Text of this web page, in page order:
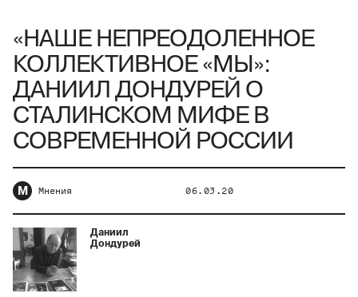
«НАШЕ НЕПРЕОДОЛЕННОЕ
КОЛЛЕКТИВНОЕ «МЫ»:
ДАНИИЛ ДОНДУРЕЙ О
СТАЛИНСКОМ МИФЕ В
СОВРЕМЕННОЙ РОССИИ
М Мнения 06.03.20
Даниил
Дондурей